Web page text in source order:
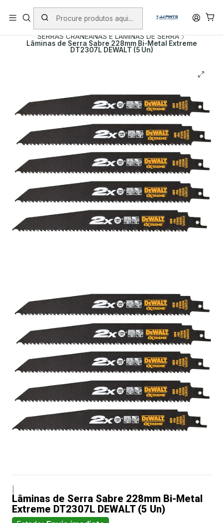
PORTES INCLUÍDOS EM ENCOMENDAS +75€ (excepto ilhas)
Início PRODUTOS
ACESSÓRIOS
SERRAS CRANEANAS E LAMINAS DE SERRA
Lâminas de Serra Sabre 228mm Bi-Metal Extreme
DT2307L DEWALT (5 Un)
Lâminas de Serra Sabre 228mm Bi-Metal
Extreme DT2307L DEWALT (5 Un)